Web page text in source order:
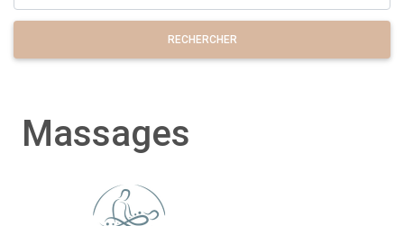
RECHERCHER
Massages